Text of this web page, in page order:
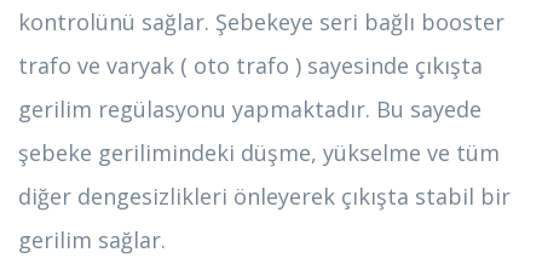
kontrolünü sağlar. Şebekeye seri bağlı booster
trafo ve varyak ( oto trafo ) sayesinde çıkışta
gerilim regülasyonu yapmaktadır. Bu sayede
şebeke gerilimindeki düşme, yükselme ve tüm
diğer dengesizlikleri önleyerek çıkışta stabil bir
gerilim sağlar.